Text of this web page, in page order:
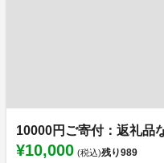
10000円ご寄付：返礼品
¥10,000 (税込)残り989